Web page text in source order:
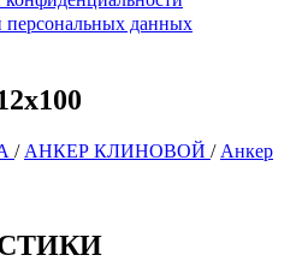
персональных данных
/ АНКЕР КЛИНОВОЙ / Анкер